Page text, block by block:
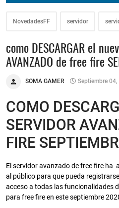
NovedadesFF servidor
como DESCARGAR el
AVANZADO de free fire
SOMA GAMER Septiembre 04,
COMO
SERVIDOR
FIRE
El servidor avanzado de free fire ha
al público para que pueda
acceso a todas las funcionalidades
para free fire en este septiembre